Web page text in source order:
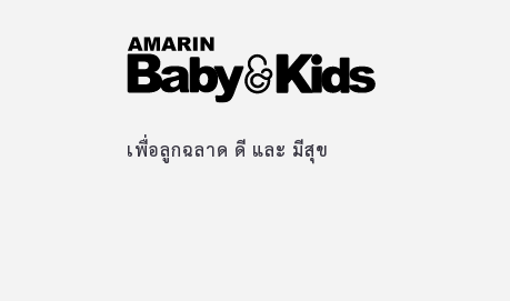
เพื่อลูกฉลาด ดี และ มีสุข